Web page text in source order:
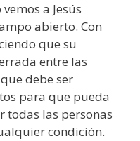
a Jesús
abierto. Con
que su
entre las
debe ser
para que pueda
todas las personas
condición.